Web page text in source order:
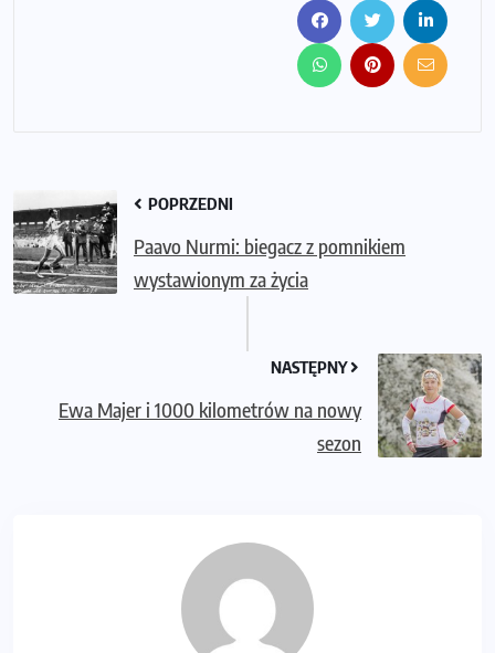
POPRZEDNI
Paavo Nurmi: biegacz z pomnikiem
wystawionym za życia
NASTĘPNY
Ewa Majer i 1000 kilometrów na nowy
sezon